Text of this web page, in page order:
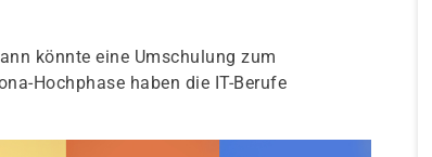
könnte eine Umschulung zum
Hochphase haben die IT-Berufe